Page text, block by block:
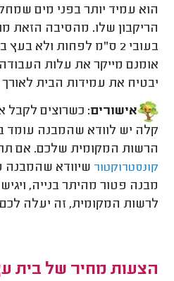
הוא עמיד יותר בפני מים
הריקבון שלו. מהסיבה הזאת
בעובי 2 ס"מ לפחות ולא
אומנם מייקר את עלות
יבטיח את עמידות הבית לאורך
אישורים: כשרוצים לקבל
קלה יש לוודא שהמבנה עומד
הרשות המקומית שלכם. אם
קונסטרוקטור שיוודא
מבנה פטור מהיתר בנייה,
לרשות המקומית, זה יעלה לכם כ-1,500-
הצעות מחיר של בית